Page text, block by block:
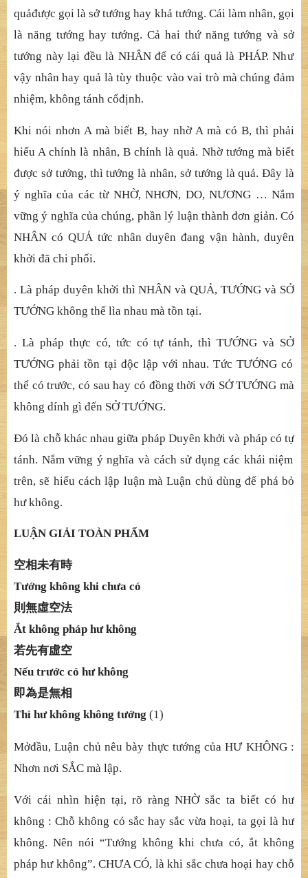
quảđược gọi là sởtướng hay khảtướng. Cái làm nhân, gọi
là năng tướng hay tướng. Cả hai thứnăng tướng và sở
tướng này lại đều là NHÂNđể có cái quảlà PHÁP. Như
vậy nhân hay quả là tùy thuộc vào vai trò mà chúng đảm
nhiệm, không tánh cốđịnh.
Khi nói nhơn A mà biết B, hay nhờA mà có B, thì phải
hiểu A chính là nhân, B chính là quả. Nhờtướng mà biết
được sởtướng, thì tướng là nhân, sởtướng là quả.Đây là
ý nghĩa của các từNHỜ, NHƠN, DO, NƯƠNG … Nắm
vững ý nghĩa của chúng, phần lý luận thànhđơn giản. Có
NHÂN có QUẢtức nhân duyênđang vận hành, duyên
khởi đã chi phối.
. Là pháp duyên khởi thì NHÂN và QUẢ, TƯỚNG và SỞ
TƯỚNG không thể lìa nhau mà tồn tại.
. Là pháp thực có, tức có tựtánh, thì TƯỚNG và SỞ
TƯỚNG phải tồn tại độc lập với nhau. Tức TƯỚNG có
thể có trước, có sau hay có đồng thời với SỞTƯỚNG mà
không dính gì đến SỞTƯỚNG.
Đó là chỗ khác nhau giữa pháp Duyên khởi và pháp có tự
tánh. Nắm vững ý nghĩa và cách sửdụng các khái niệm
trên, sẽ hiểu cách lập luận mà Luận chủ dùngđể phá bỏ
hư không.
LUẬN GIẢI TOÀN PHẨM
空相未有時
Tướng không khi chưa có
則無虛空法
Ắt không pháp hư không
若先有虛空
Nếu trước có hư không
即為是無相
Thì hư không không tướng (1)
Mởđầu, Luận chủ nêu bày thực tướng của HƯ KHÔNG :
Nhơn nơi SẮC mà lập.
Với cái nhìn hiện tại, rõ ràng NHỜsắc ta biết có hư
không : Chỗ không có sắc hay sắc vừa hoại, ta gọi là hư
không. Nên nói “Tướng không khi chưa có, ắt không
pháp hư không”. CHƯA CÓ, là khi sắc chưa hoại hay chỗ